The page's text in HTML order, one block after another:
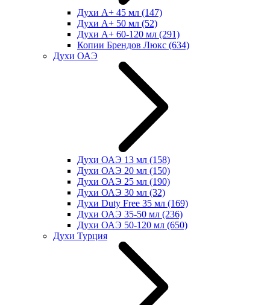
Духи А+ 45 мл (147)
Духи А+ 50 мл (52)
Духи А+ 60-120 мл (291)
Копии Брендов Люкс (634)
Духи ОАЭ
Духи ОАЭ 13 мл (158)
Духи ОАЭ 20 мл (150)
Духи ОАЭ 25 мл (190)
Духи ОАЭ 30 мл (32)
Духи Duty Free 35 мл (169)
Духи ОАЭ 35-50 мл (236)
Духи ОАЭ 50-120 мл (650)
Духи Турция